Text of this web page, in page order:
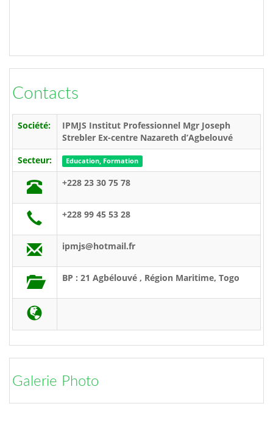
Contacts
Société:
IPMJS Institut Professionnel Mgr Joseph
Strebler Ex-centre Nazareth d’Agbelouvé
Secteur:
Education, Formation
+228 23 30 75 78
+228 99 45 53 28
ipmjs@hotmail.fr
BP : 21 Agbélouvé , Région Maritime, Togo
Galerie Photo